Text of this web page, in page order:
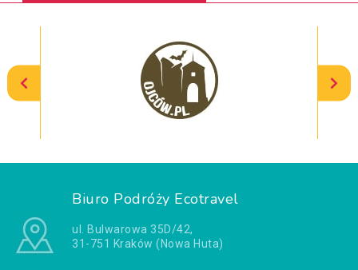
Biuro Podróży Ecotravel
ul. Bulwarowa 35D/42,
31-751 Kraków (Nowa Huta)